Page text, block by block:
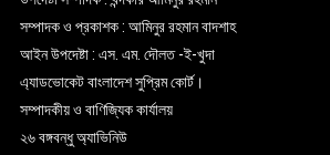
সম্পাদক ও প্রকাশক : আমিনুর রহমান বাদশাহ
আইন উপদেষ্টা : এস. এম. দৌলত -ই-খুদা
এ্যাডভোকেট বাংলাদেশ সুপ্রিম কোর্ট।
সম্পাদকীয় ও বাণিজ্যিক কার্যালয়
২৬ বঙ্গবন্ধু অ্যাভিনিউ